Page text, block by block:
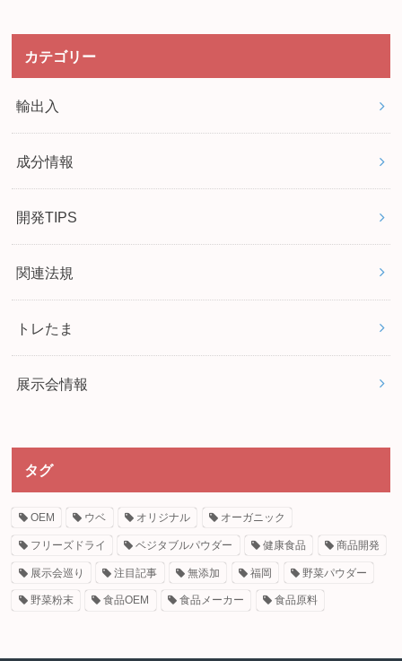
カテゴリー
輸出入
成分情報
開発TIPS
関連法規
トレたま
展示会情報
タグ
OEM ウベ オリジナル オーガニック
フリーズドライ ベジタブルパウダー 健康食品 商品開発
展示会巡り 注目記事 無添加 福岡 野菜パウダー
野菜粉末 食品OEM 食品メーカー 食品原料